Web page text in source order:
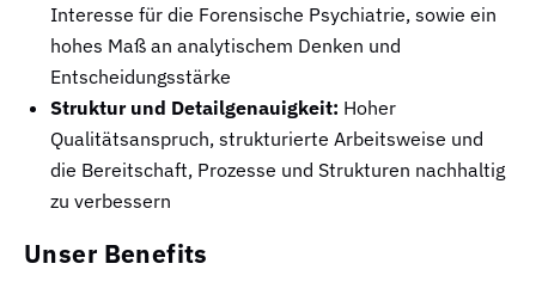
Interesse für die Forensische Psychiatrie, sowie ein
hohes Maß an analytischem Denken und
Entscheidungsstärke
Struktur und Detailgenauigkeit: Hoher
Qualitätsanspruch, strukturierte Arbeitsweise und
die Bereitschaft, Prozesse und Strukturen nachhaltig
zu verbessern
Unser Benefits